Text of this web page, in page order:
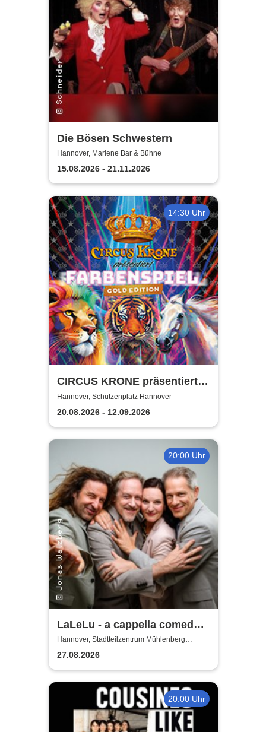
Die Bösen Schwestern
Hannover, Marlene Bar & Bühne
15.08.2026 - 21.11.2026
14:30 Uhr
CIRCUS KRONE präsentiert
FARBENSPIEL - Gold Edition
| Hannover
Hannover, Schützenplatz Hannover
20.08.2026 - 12.09.2026
20:00 Uhr
LaLeLu - a cappella comedy -
Urlaub vom Hirn
Hannover, Stadtteilzentrum Mühlenberg
Hannover
27.08.2026
20:00 Uhr